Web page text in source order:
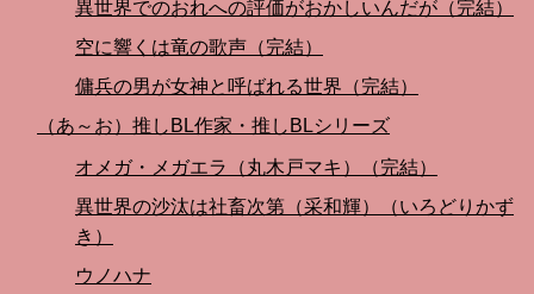
異世界でのおれへの評価がおかしいんだが（完結）
空に響くは竜の歌声（完結）
傭兵の男が女神と呼ばれる世界（完結）
（あ～お）推しBL作家・推しBLシリーズ
オメガ・メガエラ（丸木戸マキ）（完結）
異世界の沙汰は社畜次第（采和輝）（いろどりかず
き）
ウノハナ